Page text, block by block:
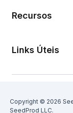
Recursos
Links Úteis
Copyright © 2026
SeedProd LLC.